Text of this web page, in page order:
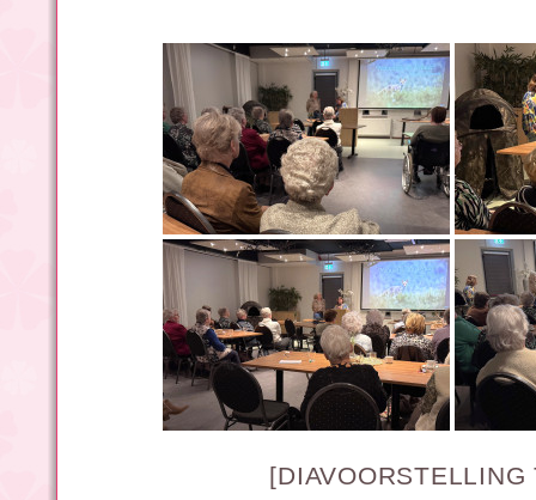
[DIAVOORSTELLING